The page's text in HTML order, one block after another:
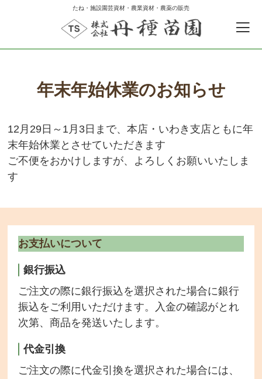
たね・施設園芸資材・農業資材・農薬の販売
カートの中
年末年始休業のお知らせ
12月29日～1月3日まで、本店・いわき支店ともに年
末年始休業とさせていただきます
ご不便をおかけしますが、よろしくお願いいたしま
す
お支払いについて
銀行振込
ご注文の際に銀行振込を選択された場合に銀行
振込をご利用いただけます。入金の確認がとれ
次第、商品を発送いたします。
代金引換
ご注文の際に代金引換を選択された場合には、